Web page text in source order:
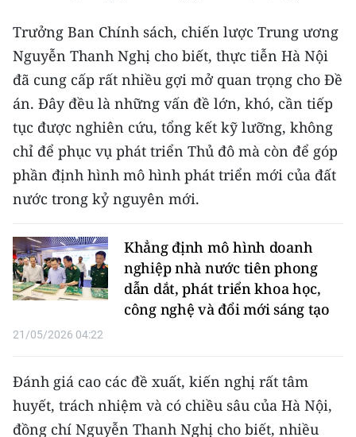
Trưởng Ban Chính sách, chiến lược Trung ương
Nguyễn Thanh Nghị cho biết, thực tiễn Hà Nội
đã cung cấp rất nhiều gợi mở quan trọng cho Đề
án. Đây đều là những vấn đề lớn, khó, cần tiếp
tục được nghiên cứu, tổng kết kỹ lưỡng, không
chỉ để phục vụ phát triển Thủ đô mà còn để góp
phần định hình mô hình phát triển mới của đất
nước trong kỷ nguyên mới.
Khẳng định mô hình doanh
nghiệp nhà nước tiên phong
dẫn dắt, phát triển khoa học,
công nghệ và đổi mới sáng tạo
21/05/2026 04:22
Đánh giá cao các đề xuất, kiến nghị rất tâm
huyết, trách nhiệm và có chiều sâu của Hà Nội,
đồng chí Nguyễn Thanh Nghị cho biết, nhiều